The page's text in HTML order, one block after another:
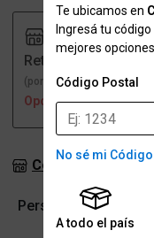
Te ubicamos en
Ingresá tu
mejores
Código Postal
No sé mi Código
A todo el país
Retiro
(por una sucursal)
Opción no disponible
Consultar stock
Personalización